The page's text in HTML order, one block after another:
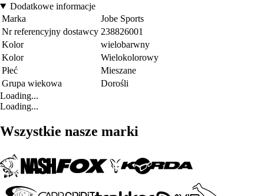
Dodatkowe informacje
Marka
Jobe Sports
Nr referencyjny dostawcy 238826001
Kolor
wielobarwny
Kolor
Wielokolorowy
Płeć
Mieszane
Grupa wiekowa
Dorośli
Loading...
Loading...
Wszystkie nasze marki